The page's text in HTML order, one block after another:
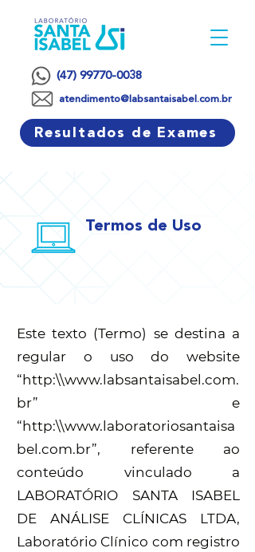
(47) 99770-0038
atendimento@labsantaisabel.com.br
Resultados de Exames
Termos de Uso
Este texto (Termo) se destina a
regular o uso do website
“http:\\www.labsantaisabel.com.
br” e
“http:\\www.laboratoriosantaisa
bel.com.br”, referente ao
conteúdo vinculado a
LABORATÓRIO SANTA ISABEL
DE ANÁLISE CLÍNICAS LTDA,
Laboratório Clínico com registro